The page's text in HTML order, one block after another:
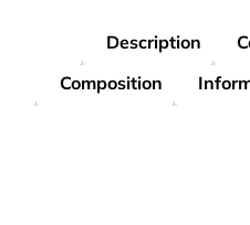
Description
Composition